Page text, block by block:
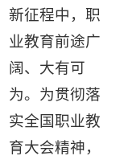
新征程中，职
业教育前途广
阔、大有可
为。为贯彻落
实全国职业教
育大会精神，